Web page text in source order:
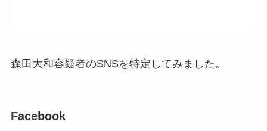
森田大和容疑者のSNSを特定してみました。
Facebook